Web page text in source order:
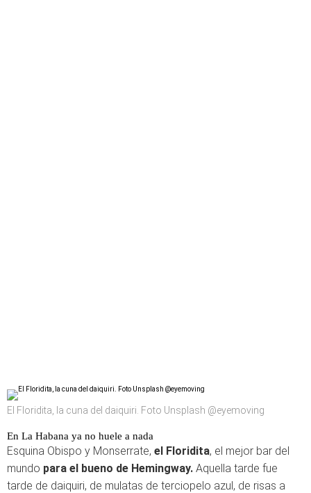
El Floridita, la cuna del daiquiri. Foto Unsplash @eyemoving
En La Habana ya no huele a nada
Esquina Obispo y Monserrate, el Floridita, el mejor bar del
mundo para el bueno de Hemingway. Aquella tarde fue
tarde de daiquiri, de mulatas de terciopelo azul, de risas a